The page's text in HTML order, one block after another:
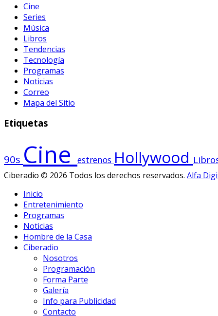
Cine
Series
Música
Libros
Tendencias
Tecnología
Programas
Noticias
Correo
Mapa del Sitio
Etiquetas
90s Cine estrenos Hollywood
Ciberadio © 2026 Todos los derechos reservados. Alfa
Inicio
Entretenimiento
Programas
Noticias
Hombre de la Casa
Ciberadio
Nosotros
Programación
Forma Parte
Galería
Info para Publicidad
Contacto